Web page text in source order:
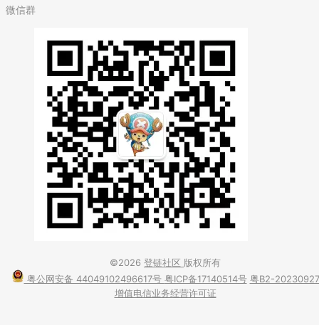
微信群
©2026 登链社区 版权所有
粤公网安备 44049102496617号 粤ICP备17140514号 粤B2-20230927
增值电信业务经营许可证